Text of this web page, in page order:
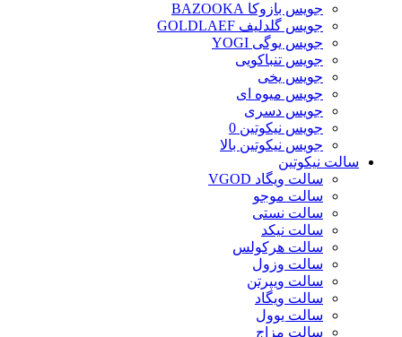
جویس بازوکا BAZOOKA
جویس گلدلیف GOLDLAEF
جویس یوگی YOGI
جویس تنباکویی
جویس یخی
جویس میوه ای
جویس دسری
جویس نیکوتین 0
جویس نیکوتین بالا
سالت نیکوتین
سالت ویگاد VGOD
سالت موجو
سالت نستی
سالت نیکد
سالت هرکولس
سالت وزول
سالت ویپرتن
سالت ویگاد
سالت یوول
سالت مزاج